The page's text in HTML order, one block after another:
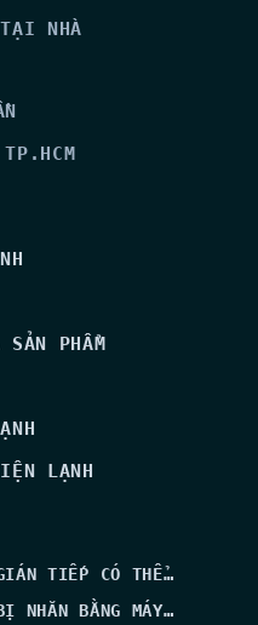
NHÀ
PHẨM
LẠNH
TIẾP CÓ THỂ…
NHĂN BẰNG MÁY…